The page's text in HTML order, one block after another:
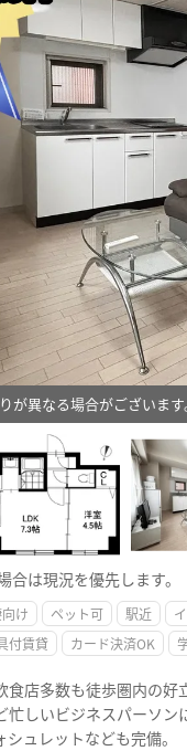
が異なる場合がございます
は現況を優先します。
け ペット可 駅近
付賃貸 カード決済OK
食店多数も徒歩圏内の好
しいビジネスパーソン
ュレットなども完備。